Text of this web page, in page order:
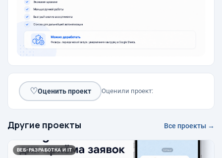
♡Оценить проект Оценили проект:
Другие проекты Все проекты →
ВЕБ-РАЗРАБОТКА И IT